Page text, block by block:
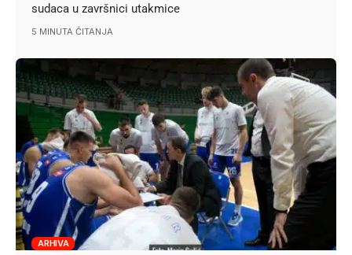
sudaca u završnici utakmice
5 MINUTA ČITANJA
ARHIVA